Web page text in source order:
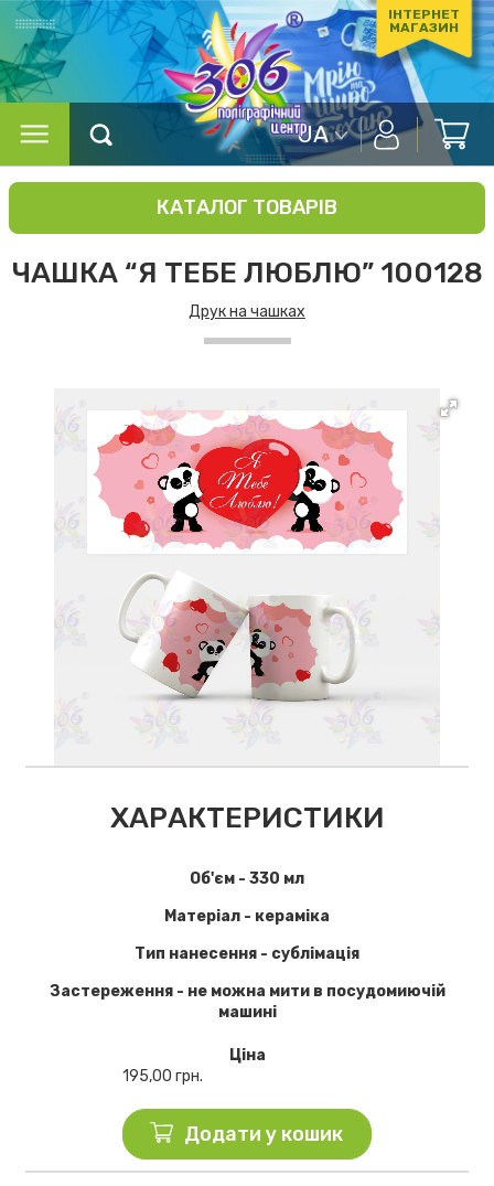
ІНТЕРНЕТ
МАГАЗИН
UA
КАТАЛОГ ТОВАРІВ
ЧАШКА “Я ТЕБЕ ЛЮБЛЮ” 100128
Друк на чашках
ХАРАКТЕРИСТИКИ
Об'єм - 330 мл
Матеріал - кераміка
Тип нанесення - сублімація
Застереження - не можна мити в посудомиючій
машині
Ціна
195,00 грн.
Додати у кошик